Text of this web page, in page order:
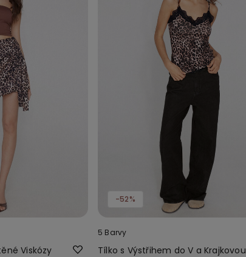
Viskózy
-52%
5 Barvy
Tílko s Výstřihem do V a Krajkovou